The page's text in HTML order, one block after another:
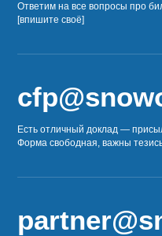
Ответим на все вопросы про
[впишите своё]
Есть отличный доклад —
Форма свободная, важны